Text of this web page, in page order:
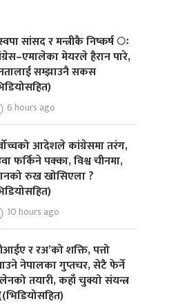
सांसद र मन्त्रीकै निष्कर्ष ः
मेयरले हैरान पारे,
सम्झाउनै सकस
6 hours ago
आदेशले कांग्रेसमा तरंग,
फर्किने पक्का, विश्व चीनमा,
रुख खोसिएला ?
10 hours ago
र रअ’को शक्ति, पत्तो
नेपालका गुप्तचर, सेटै फेर्ने
तयारी, कहाँ चुक्यो संयन्त्र